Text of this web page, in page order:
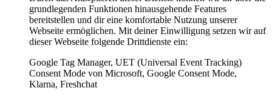
grundlegenden Funktionen hinausgehende Features
bereitstellen und dir eine komfortable Nutzung unserer
Webseite ermöglichen. Mit deiner Einwilligung setzen wir auf
dieser Webseite folgende Drittdienste ein:
Google Tag Manager, UET (Universal Event Tracking)
Consent Mode von Microsoft, Google Consent Mode,
Klarna, Freshchat